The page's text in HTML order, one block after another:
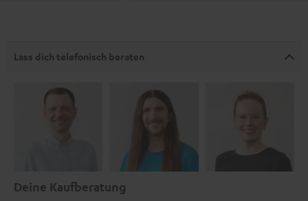
Lass dich telefonisch beraten
Deine Kaufberatung